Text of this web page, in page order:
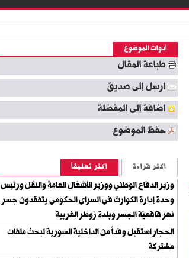
أدوات الموضوع
طباعة المقال
ارسل إلى صديق
اضافة إلى المفضلة
حفظ الموضوع
أكثر قراءة أكثر تعليقاً
وزير الدفاع الوطني ووزير الأشغال العامة والنقل ورئيس
وحدة إدارة الكوارث في السراي الحكومي يتفقدون جسر
نهر قاقعيّة الجسر وبلدة زوطر الغربية
الحجار استقبل وفداً من الداخلية السورية لبحث ملفات
مشتركة